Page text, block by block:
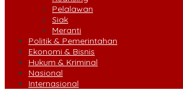
Pelalawan
Siak
Meranti
Politik & Pemerintahan
Ekonomi & Bisnis
Hukum & Kriminal
Nasional
Internasional